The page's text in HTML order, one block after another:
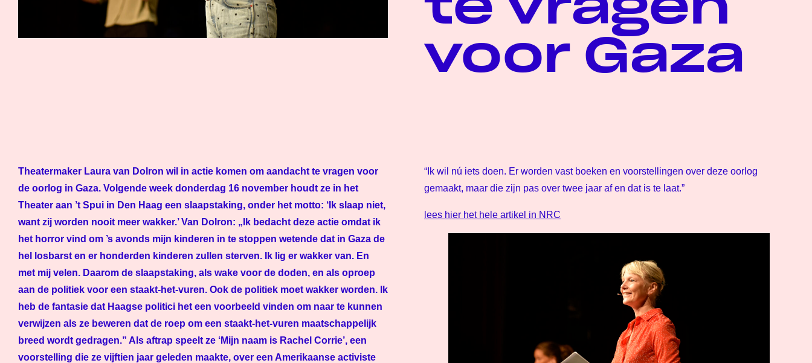
voor Gaza
Theatermaker Laura van Dolron wil in actie komen om aandacht te vragen voor
de oorlog in Gaza. Volgende week donderdag 16 november houdt ze in het
Theater aan ’t Spui in Den Haag een slaapstaking, onder het motto: ‘Ik slaap niet,
want zij worden nooit meer wakker.’ Van Dolron: „Ik bedacht deze actie omdat ik
het horror vind om ’s avonds mijn kinderen in te stoppen wetende dat in Gaza de
hel losbarst en er honderden kinderen zullen sterven. Ik lig er wakker van. En
met mij velen. Daarom de slaapstaking, als wake voor de doden, en als oproep
aan de politiek voor een staakt-het-vuren. Ook de politiek moet wakker worden. Ik
heb de fantasie dat Haagse politici het een voorbeeld vinden om naar te kunnen
verwijzen als ze beweren dat de roep om een staakt-het-vuren maatschappelijk
breed wordt gedragen.” Als aftrap speelt ze ‘Mijn naam is Rachel Corrie’, een
voorstelling die ze vijftien jaar geleden maakte, over een Amerikaanse activiste
“Ik wil nú iets doen. Er worden vast boeken en voorstellingen over deze oorlog
gemaakt, maar die zijn pas over twee jaar af en dat is te laat.”
lees hier het hele artikel in NRC